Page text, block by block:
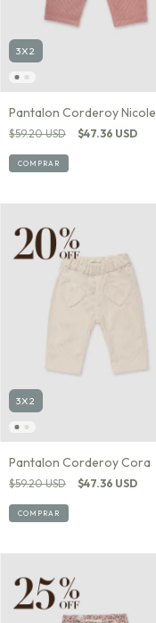
3X2
Pantalon Corderoy Nicole
$59.20 USD $47.36 USD
COMPRAR
3X2
Pantalon Corderoy Cora
$59.20 USD $47.36 USD
COMPRAR